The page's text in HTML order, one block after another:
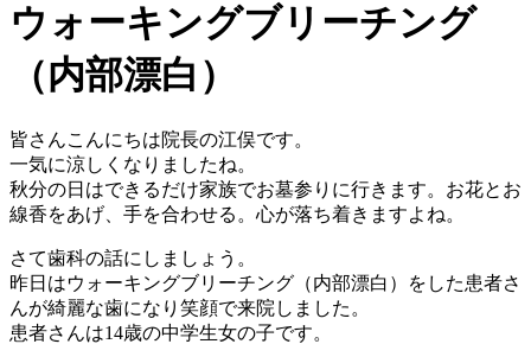
ウォーキングブリーチング
（内部漂白）
皆さんこんにちは院長の江俣です。
一気に涼しくなりましたね。
秋分の日はできるだけ家族でお墓参りに行きます。お花とお
線香をあげ、手を合わせる。心が落ち着きますよね。
さて歯科の話にしましょう。
昨日はウォーキングブリーチング（内部漂白）をした患者さ
んが綺麗な歯になり笑顔で来院しました。
患者さんは14歳の中学生女の子です。